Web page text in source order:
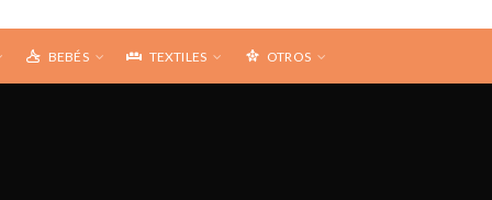
BEBÉS TEXTILES OTROS